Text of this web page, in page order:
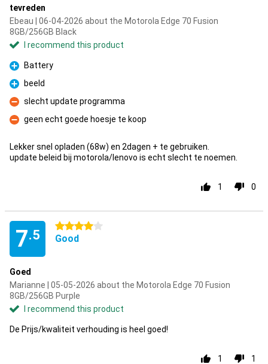
tevreden
Ebeau | 06-04-2026 about the Motorola Edge 70 Fusion
8GB/256GB Black
I recommend this product
Pro
Battery
Pro
beeld
Con
slecht update programma
Con
geen echt goede hoesje te koop
Lekker snel opladen (68w) en 2dagen + te gebruiken.
update beleid bij motorola/lenovo is echt slecht te noemen.
1 0
7.5
4 stars
Good
Goed
Marianne | 05-05-2026 about the Motorola Edge 70 Fusion
8GB/256GB Purple
I recommend this product
De Prijs/kwaliteit verhouding is heel goed!
1 1